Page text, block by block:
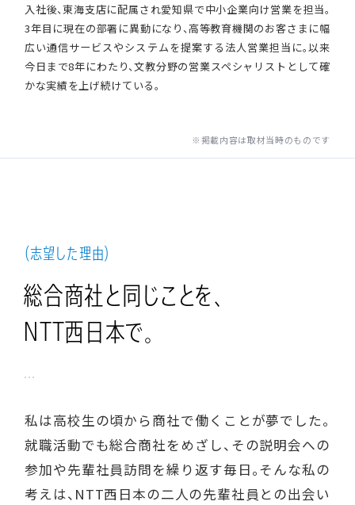
入社後、東海支店に配属され愛知県で中小企業向け営業を担当。
3年目に現在の部署に異動になり、高等教育機関のお客さまに幅
広い通信サービスやシステムを提案する法人営業担当に。以来
今日まで8年にわたり、文教分野の営業スペシャリストとして確
かな実績を上げ続けている。
※掲載内容は取材当時のものです
（志望した理由）
総合商社と 同じことを、
NTT西日本で。
私は高校生の頃から商社で働くことが夢でした。
就職活動でも総合商社をめざし、その説明会への
参加や先輩社員訪問を繰り返す毎日。そんな私の
考えは、NTT西日本の二人の先輩社員との出会い